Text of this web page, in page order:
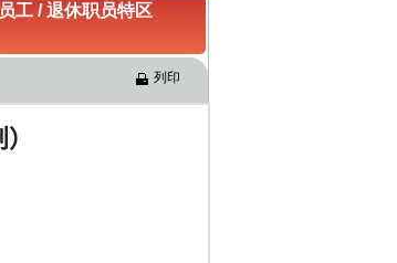
员工 / 退休职员特区
列印